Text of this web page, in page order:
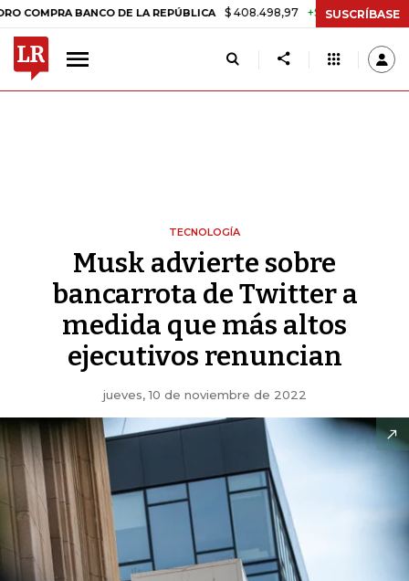
BANCO DE LA REPÚBLICA $ 408.498,97 +$ 8.753,81 +2,19%
SUSCRÍBASE
TECNOLOGÍA
Musk advierte sobre
bancarrota de Twitter a
medida que más altos
ejecutivos renuncian
jueves, 10 de noviembre de 2022